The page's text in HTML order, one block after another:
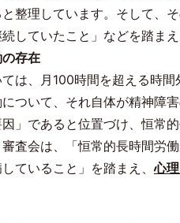
整理しています。そして、
していたこと」などを踏ま
存在
は、月 100時間を超える時
ついて、それ自体が精神障
」であると位置づけ、恒常
査会は、「恒常的長時間労
ていること」を踏まえ、心